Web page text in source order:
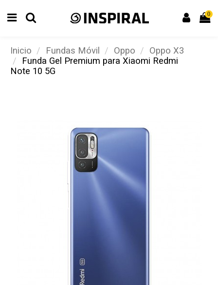
0
Inicio Fundas Móvil Oppo
Oppo X3
Funda Gel Premium para Xiaomi Redmi
Note 10 5G